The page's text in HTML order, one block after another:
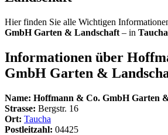
Hier finden Sie alle Wichtigen
GmbH Garten & Landschaft – in Taucha
Informationen über
GmbH Garten &
Name: Hoffmann & Co. GmbH Garten
Strasse: Bergstr. 16
Ort: Taucha
Postleitzahl: 04425